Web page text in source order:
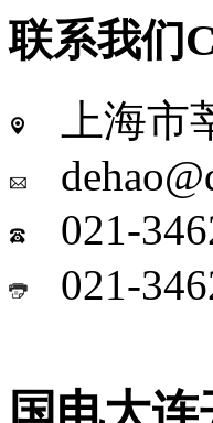
联系我们
上海市
021-
021-